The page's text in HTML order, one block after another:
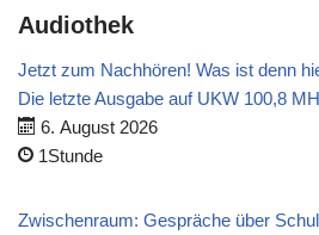
Audiothek
Jetzt zum Nachhören! Was ist denn
Die letzte Ausgabe auf UKW 100,8
6. August 2026
1Stunde
Zwischenraum: Gespräche über